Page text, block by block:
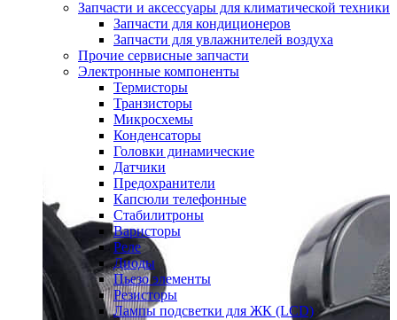
Запчасти и аксессуары для климатической техники
Запчасти для кондиционеров
Запчасти для увлажнителей воздуха
Прочие сервисные запчасти
Электронные компоненты
Термисторы
Транзисторы
Микросхемы
Конденсаторы
Головки динамические
Датчики
Предохранители
Капсюли телефонные
Стабилитроны
Варисторы
Реле
Диоды
Пьезо элементы
Резисторы
Лампы подсветки для ЖК (LCD)